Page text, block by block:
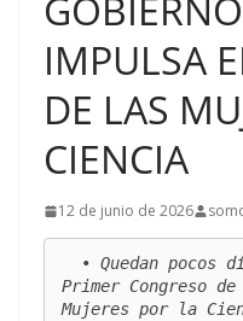
IMPULSA
DE LAS
CIENCIA
12 de junio de 2026
Primer Congreso
Mujeres por la